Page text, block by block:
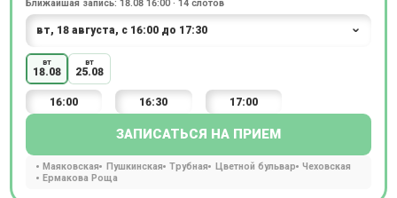
Ближайшая запись: 18.08 16:00 · 14 слотов
вт
18.08
вт
25.08
16:00 16:30 17:00
ЗАПИСАТЬСЯ НА ПРИЕМ
Маяковская Пушкинская Трубная Цветной бульвар
Чеховская
Ермакова Роща